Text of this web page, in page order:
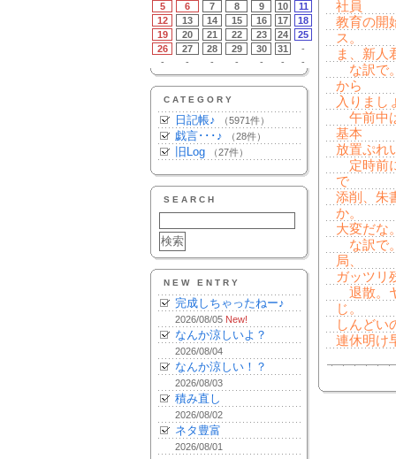
5
6 7 8 9 10
11
12
13 14 15 16 17
18
19
20 21 22 23 24
25
26
27 28 29 30 31
-
-
- - - - - -
CATEGORY
日記帳♪ （5971件）
戯言･･･♪ （28件）
旧Log （27件）
SEARCH
NEW ENTRY
完成しちゃったねー♪
2026/08/05 New!
なんか涼しいよ？
2026/08/04
なんか涼しい！？
2026/08/03
積み直し
2026/08/02
ネタ豊富
2026/08/01
社員
教育の開
ス。
ま、新人
な訳で
から
入りまし
午前中
基本
放置ぷれ
定時前
で
添削、朱
か。
大変だな
な訳で
局、
ガッツリ
退散。
じ。
しんどい
連休明け